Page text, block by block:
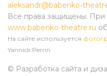
aleksandr@babenko-
Все права защищены. При
www.babenko-theatre.ru
На сайте используется
Yannick Perrin.
© Разработка сайта и